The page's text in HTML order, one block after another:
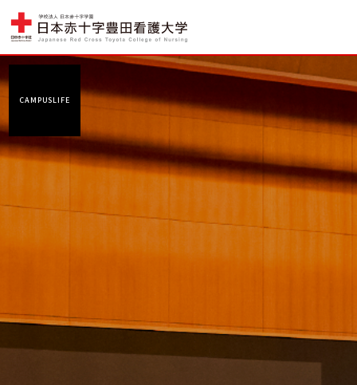
CAMPUSLIFE